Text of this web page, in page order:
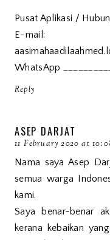
Pusat Aplikasi /
E-mail:
WhatsApp
Reply
ASEP DARJAT
11 February 2020 at
Nama saya Asep
semua warga
kami.
Saya benar-benar
kerana kebaikan